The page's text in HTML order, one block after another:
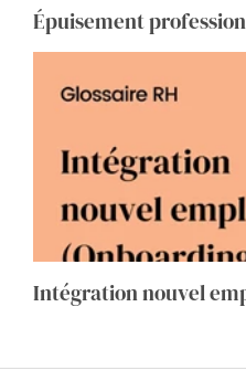
Épuisement
Intégration nouvel